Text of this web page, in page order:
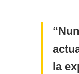
la